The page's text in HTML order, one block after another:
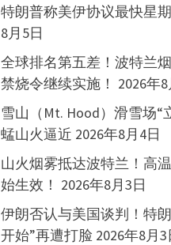
特朗普称美伊协议最快星
8月5日
全球排名第五差！波特兰
禁烧令继续实施！ 2026年
雪山（Mt. Hood）滑雪场“
蜢山火逼近 2026年8月4日
山火烟雾抵达波特兰！高
始生效！ 2026年8月3日
伊朗否认与美国谈判！特
开始”再遭打脸 2026年8月3